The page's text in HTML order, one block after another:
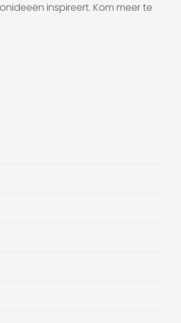
inspireert. Kom meer te